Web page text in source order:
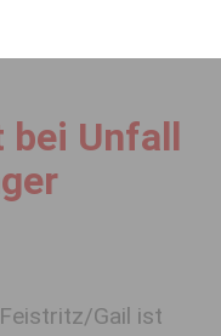
bei Unfall
Gail ist